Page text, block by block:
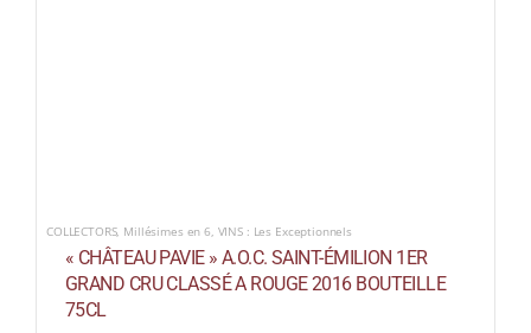
COLLECTORS, Millésimes en 6, VINS : Les Exceptionnels
« CHÂTEAU PAVIE » A.O.C. SAINT-ÉMILION 1ER
GRAND CRU CLASSÉ A ROUGE 2016 BOUTEILLE
75CL